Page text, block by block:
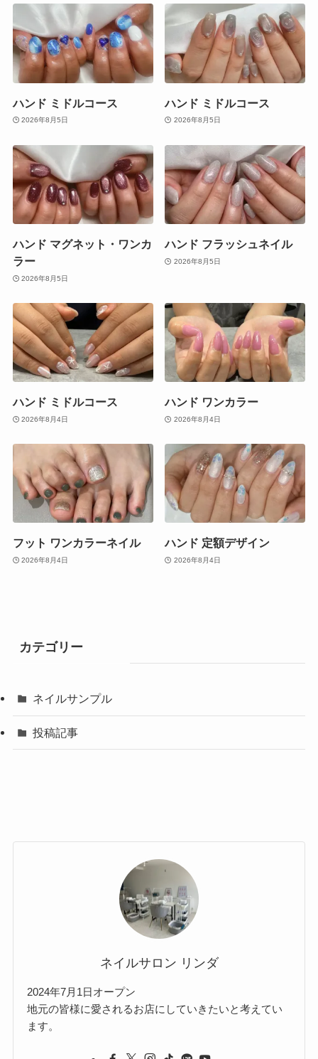
ハンド ミドルコース
2026年8月5日
ハンド ミドルコース
2026年8月5日
ハンド マグネット・ワンカ
ラー
2026年8月5日
ハンド フラッシュネイル
2026年8月5日
ハンド ミドルコース
2026年8月4日
ハンド ワンカラー
2026年8月4日
フット ワンカラーネイル
2026年8月4日
ハンド 定額デザイン
2026年8月4日
カテゴリー
ネイルサンプル
投稿記事
ネイルサロン リンダ
2024年7月1日オープン
地元の皆様に愛されるお店にしていきたいと考えてい
ます。